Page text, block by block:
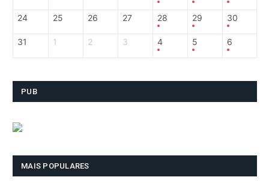
24 25 26 27 28 29 30
31 1 2 3 4 5 6
PUB
MAIS POPULARES